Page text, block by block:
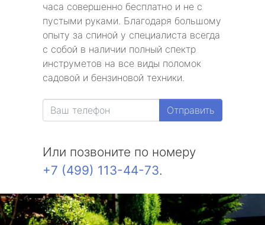
метро Волгоградский проспект
метро Бабушкинская
метро Бульвар Дмитрия Донского
метро Белорусская
метро Красносельская
метро Беляево
часа совершенно бесплатно и не с
пустыми руками. Благодаря большому
опыту за спиной у специалиста всегда
с собой в наличии полный спектр
инструметов на все виды поломок
садовой и бензиновой техники.
Отправить
Или позвоните по номеру
+7 (499) 113-44-73.